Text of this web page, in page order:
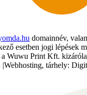
domainnév,
esetben jogi lépések
Wuwu Print Kft.
|Webhosting, tárhely: